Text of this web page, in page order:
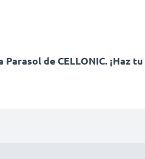
de CELLONIC. ¡Haz